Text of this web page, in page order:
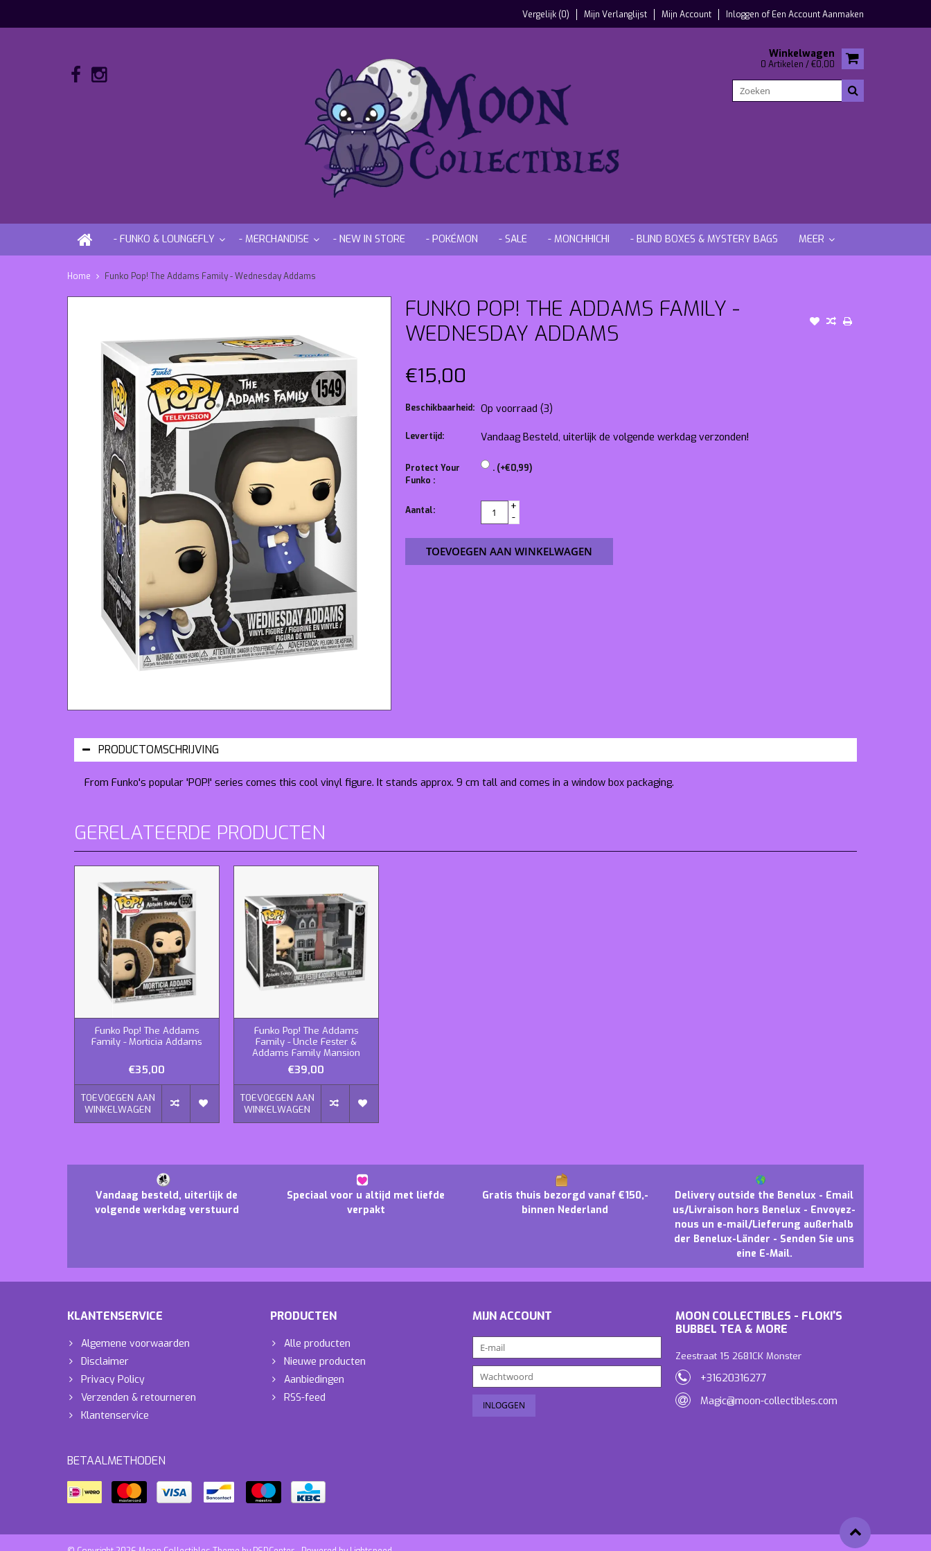
Vergelijk (0) Mijn Verlanglijst Mijn Account Inloggen ofEen Account Aanmaken
Winkelwagen
0 Artikelen / €0,00
- FUNKO & LOUNGEFLY - MERCHANDISE - NEW IN STORE - POKÉMON - SALE - MONCHHICHI - BLIND BOXES & MYSTERY BAGS MEER
Home Funko Pop! The Addams Family - Wednesday Addams
FUNKO POP! THE ADDAMS FAMILY -
WEDNESDAY ADDAMS
€15,00
Beschikbaarheid: Op voorraad (3)
Levertijd: Vandaag Besteld, uiterlijk de volgende werkdag verzonden!
Protect Your
Funko :
. (+€0,99)
Aantal:
+
-
TOEVOEGEN AAN WINKELWAGEN
PRODUCTOMSCHRIJVING
From Funko's popular 'POP!' series comes this cool vinyl figure. It stands approx. 9 cm tall and comes in a window box packaging.
GERELATEERDE PRODUCTEN
Funko Pop! The Addams
Family - Morticia Addams
€35,00
TOEVOEGEN AAN
WINKELWAGEN
Funko Pop! The Addams
Family - Uncle Fester &
Addams Family Mansion
€39,00
TOEVOEGEN AAN
WINKELWAGEN
Vandaag besteld, uiterlijk de
volgende werkdag verstuurd
Speciaal voor u altijd met liefde
verpakt
Gratis thuis bezorgd vanaf €150,-
binnen Nederland
Delivery outside the Benelux - Email
us/Livraison hors Benelux - Envoyez-
nous un e-mail/Lieferung außerhalb
der Benelux-Länder - Senden Sie uns
eine E-Mail.
KLANTENSERVICE
Algemene voorwaarden
Disclaimer
Privacy Policy
Verzenden & retourneren
Klantenservice
PRODUCTEN
Alle producten
Nieuwe producten
Aanbiedingen
RSS-feed
MIJN ACCOUNT
MOON COLLECTIBLES - FLOKI'S
BUBBEL TEA & MORE
Zeestraat 15 2681CK Monster
+31620316277
Magic@moon-collectibles.com
BETAALMETHODEN